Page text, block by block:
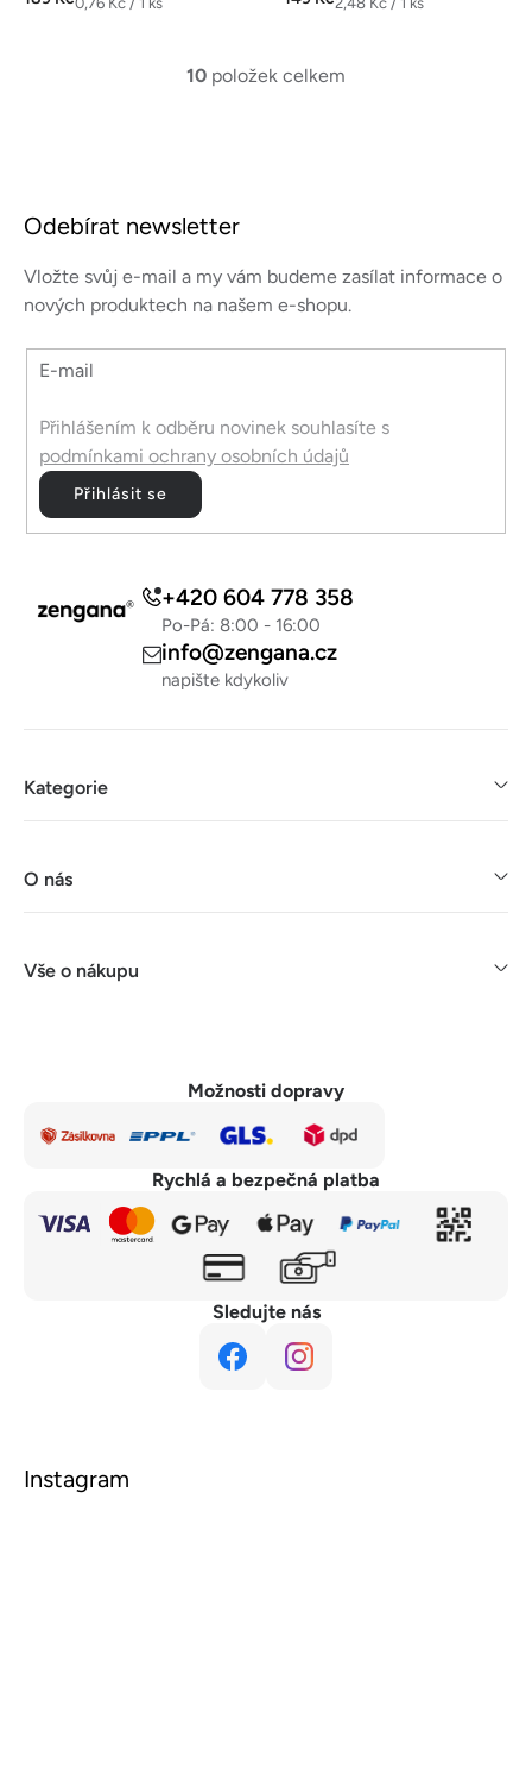
O
í
p
v
v
ý
s
10 položek celkem
Odebírat newsletter
Vložte svůj e-mail a my vám budeme zasílat informace o
nových produktech na našem e-shopu.
E-mail
Přihlášením k odběru novinek souhlasíte s
podmínkami ochrany osobních údajů
Přihlásit se
+420 604 778 358
Po-Pá: 8:00 - 16:00
info@zengana.cz
napište kdykoliv
Kategorie
O nás
Vše o nákupu
Možnosti dopravy
Rychlá a bezpečná platba
Sledujte nás
Instagram